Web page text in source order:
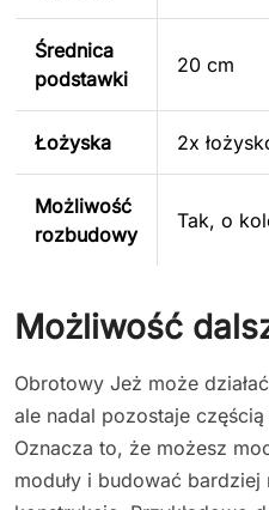
Średnica
podstawki
20 cm
Łożyska 2x
Możliwość
rozbudowy
Tak, o
Możliwość
Obrotowy Jeż może
ale nadal pozostaje
Oznacza to, że możesz
moduły i budować